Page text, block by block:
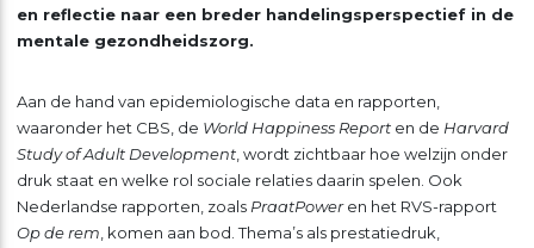
en reflectie naar een breder handelingsperspectief in de
mentale gezondheidszorg.
Aan de hand van epidemiologische data en rapporten,
waaronder het CBS, de World Happiness Reporten de Harvard
Study of Adult Development, wordt zichtbaar hoe welzijn onder
druk staat en welke rol sociale relaties daarin spelen. Ook
Nederlandse rapporten, zoals PraatPoweren het RVS-rapport
Op de rem , komen aan bod. Thema’s als prestatiedruk,